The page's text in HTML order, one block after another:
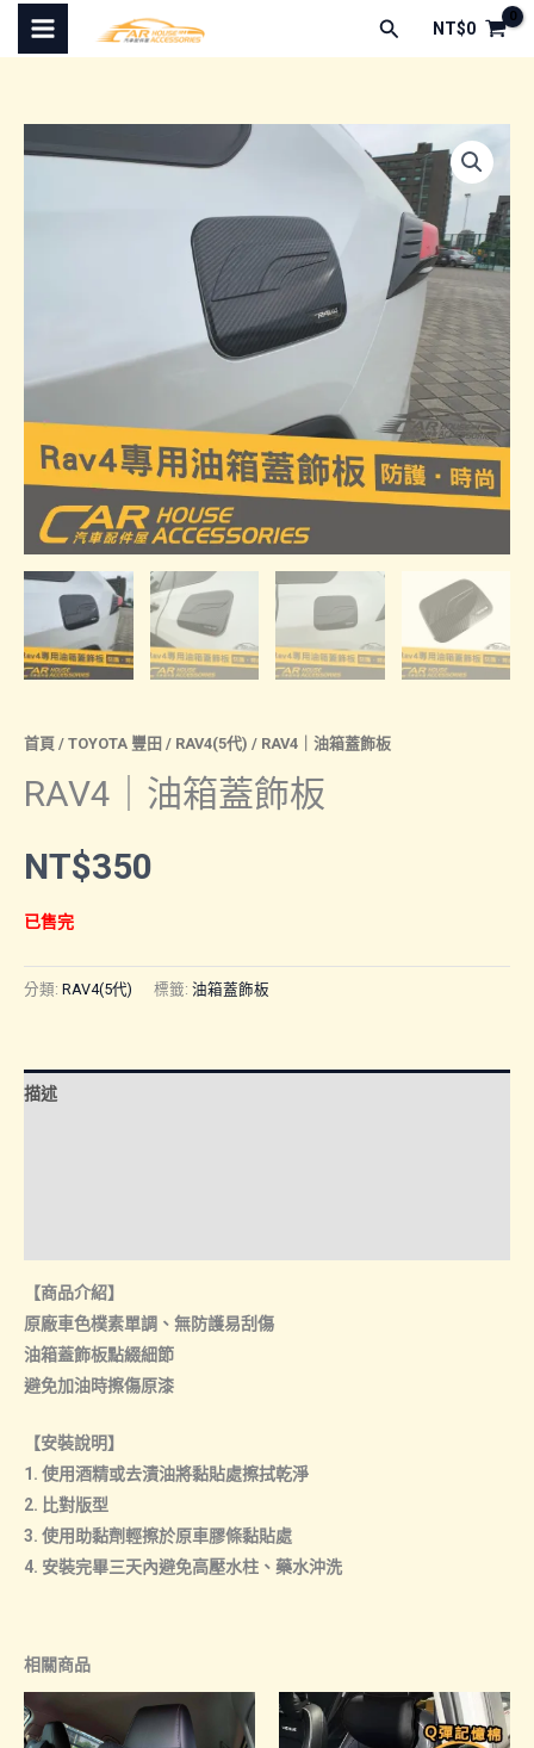
搜
尋
NT$0
首頁 / TOYOTA 豐田 / RAV4(5代) / RAV4｜油箱蓋飾板
RAV4｜油箱蓋飾板
NT$350
已售完
分類: RAV4(5代) 標籤: 油箱蓋飾板
描述
【商品介紹】
原廠車色樸素單調、無防護易刮傷
油箱蓋飾板點綴細節
避免加油時擦傷原漆
【安裝說明】
1. 使用酒精或去漬油將黏貼處擦拭乾淨
2. 比對版型
3. 使用助黏劑輕擦於原車膠條黏貼處
4. 安裝完畢三天內避免高壓水柱、藥水沖洗
相關商品